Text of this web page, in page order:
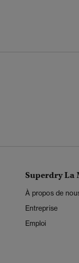
Superdry La
À propos de
Entreprise
Emploi